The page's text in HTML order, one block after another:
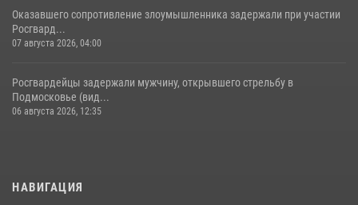
Оказавшего сопротивление злоумышленника задержали при участии
Росгвард...
07 августа 2026, 04:00
Росгвардейцы задержали мужчину, открывшего стрельбу в
Подмосковье (вид...
06 августа 2026, 12:35
НАВИГАЦИЯ